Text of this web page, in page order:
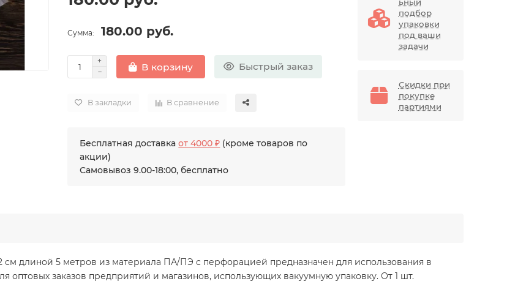
Сумма: 180.00 руб.
В корзину Быстрый заказ
В закладки В сравнение
Бесплатная доставкаот 4000 ₽ (кроме товаров по
акции)
Самовывоз 9.00-18:00, бесплатно
подбор
упаковки
под ваши
задачи
Скидки при
покупке
партиями
длиной 5 метров из материала ПА/ПЭ с перфорацией предназначен для использования в
оптовых заказов предприятий и магазинов, использующих вакуумную упаковку. От 1 шт.